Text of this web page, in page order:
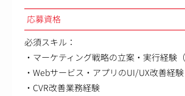
応募資格
必須スキル：
・マーケティング戦略の立案・実行経験（
・Webサービス・アプリのUI/UX改善経験
・CVR改善業務経験